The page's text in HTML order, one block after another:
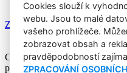
Zapomněli jste heslo?
Copyright © 2004-2020 Focus
podmínek. ISSN 1803-957X
Cookies slouží k
webu. Jsou to malé
vašeho prohlížeče.
zobrazovat obsah a
pravděpodobností
ZPRACOVÁNÍ